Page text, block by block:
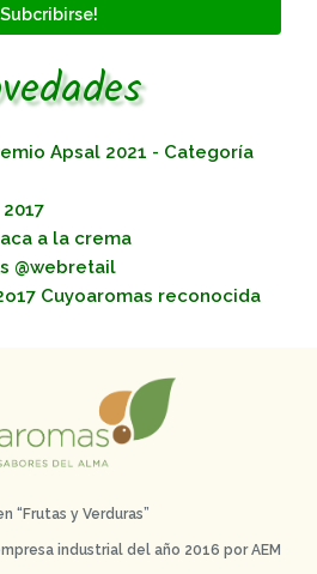
Subcribirse!
Apsal 2021 - Categoría
a la crema
@webretail
Cuyoaromas reconocida
“Frutas y Verduras”
industrial del año 2016 por AEM